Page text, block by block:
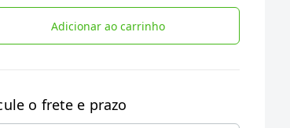
Adicionar ao carrinho
o frete e prazo